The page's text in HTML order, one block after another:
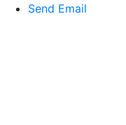
Send Email